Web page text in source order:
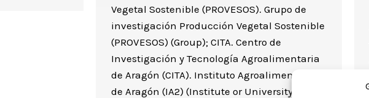
Vegetal Sostenible (PROVESOS). Grupo de
investigación Producción Vegetal Sostenible
(PROVESOS) (Group); CITA. Centro de
Investigación y Tecnología Agroalimentaria
de Aragón (CITA). Instituto Agroalimentario
de Aragón (IA2) (Institute or University